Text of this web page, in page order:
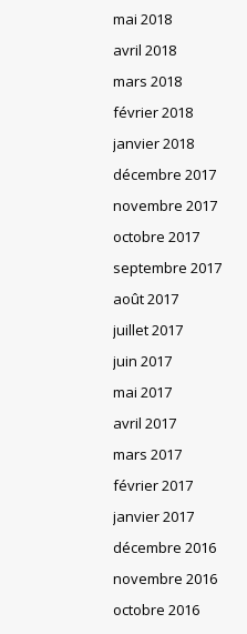
mai 2018
avril 2018
mars 2018
février 2018
janvier 2018
décembre 2017
novembre 2017
octobre 2017
septembre 2017
août 2017
juillet 2017
juin 2017
mai 2017
avril 2017
mars 2017
février 2017
janvier 2017
décembre 2016
novembre 2016
octobre 2016